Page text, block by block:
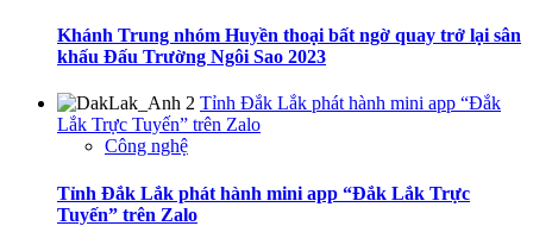
Khánh Trung nhóm Huyền thoại bất ngờ quay trở lại sân
khấu Đấu Trường Ngôi Sao 2023
Tỉnh Đắk Lắk phát hành mini app “Đắk
Lắk Trực Tuyến” trên Zalo
Công nghệ
Tỉnh Đắk Lắk phát hành mini app “Đắk Lắk Trực
Tuyến” trên Zalo